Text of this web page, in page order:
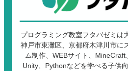
プログラミング教室フタバゼミは
神戸市東灘区、京都府木津川市に
ム制作、WEBサイト、MineCraft
Unity、Pythonなどを学べる子供